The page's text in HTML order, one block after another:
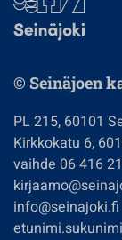
© Seinäjoen
PL 215, 60101
Kirkkokatu 6,
vaihde 06 416
info@seinajoki.fi